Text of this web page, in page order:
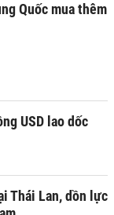
Quốc mua thêm
USD lao dốc
Thái Lan, dồn lực